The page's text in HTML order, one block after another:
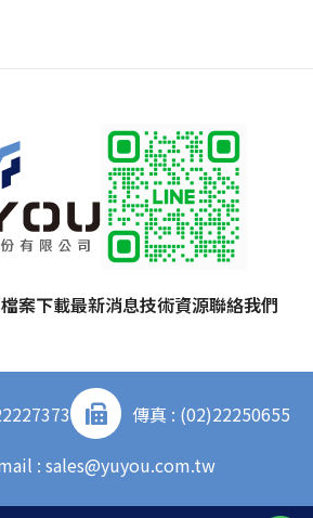
檔案下載最新消息技術資源聯絡我們
傳真 : (02)22250655
: sales@yuyou.com.tw